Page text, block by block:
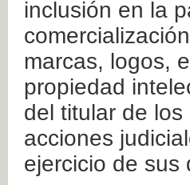
inclusión en la
marcas, logos,
propiedad
del titular de
acciones
ejercicio de sus